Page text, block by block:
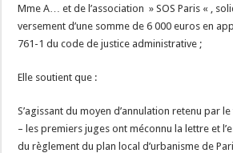
Mme A… et de l’association » SOS Paris « ,
versement d’une somme de 6 000 euros en
761-1 du code de justice administrative ;
Elle soutient que :
S’agissant du moyen d’annulation retenu par
– les premiers juges ont méconnu la lettre et
du règlement du plan local d’urbanisme de